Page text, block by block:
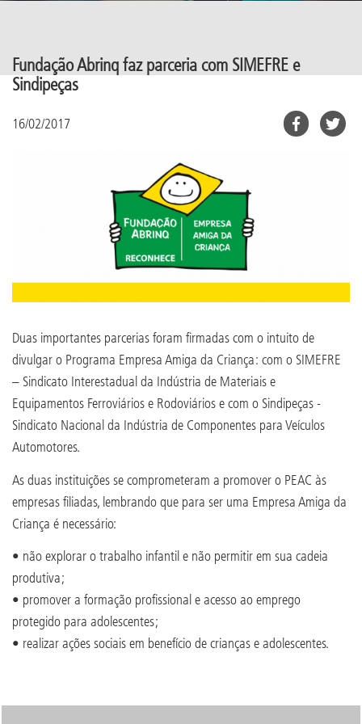
Fundação Abrinq faz parceria com SIMEFRE e
Sindipeças
16/02/2017
Duas importantes parcerias foram firmadas com o intuito de
divulgar o Programa Empresa Amiga da Criança: com o SIMEFRE
– Sindicato Interestadual da Indústria de Materiais e
Equipamentos Ferroviários e Rodoviários e com o Sindipeças -
Sindicato Nacional da Indústria de Componentes para Veículos
Automotores.
As duas instituições se comprometeram a promover o PEAC às
empresas filiadas, lembrando que para ser uma Empresa Amiga da
Criança é necessário:
• não explorar o trabalho infantil e não permitir em sua cadeia
produtiva;
• promover a formação profissional e acesso ao emprego
protegido para adolescentes;
• realizar ações sociais em benefício de crianças e adolescentes.